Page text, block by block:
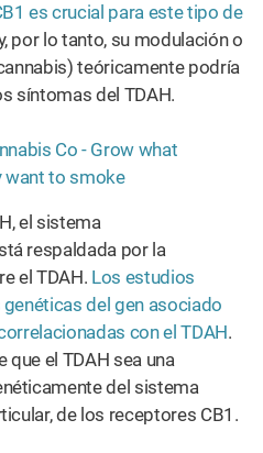
es crucial para este tipo de
por lo tanto, su modulación o
teóricamente podría
síntomas del TDAH.
el sistema
respaldada por la
el TDAH. Los estudios
del gen asociado
con el TDAH.
que el TDAH sea una
del sistema
de los receptores CB1.